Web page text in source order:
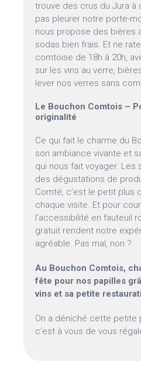
trouve des crus du Jura à
pas pleurer notre porte-
nous propose des bières
sodas bien frais. Et ne
comtoise de 18h à 20h,
sur les vins au verre,
lever nos verres sans
Le Bouchon Comtois –
originalité
Ce qui fait le charme du
son ambiance vivante et
qui nous fait voyager. Les
des dégustations de
Comté, c’est le petit plus
chaque visite. Et pour
l’accessibilité en fauteuil
gratuit rendent notre
agréable. Pas mal, non ?
Au Bouchon Comtois,
fête pour nos papilles
vins et sa petite
On a déniché cette petite
c’est à vous de vous